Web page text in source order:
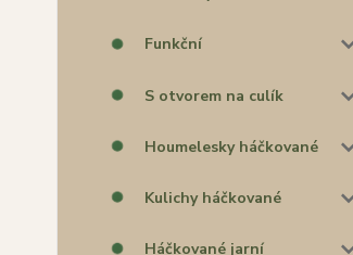
Funkční
S otvorem na culík
Houmelesky háčkované
Kulichy háčkované
Háčkované jarní